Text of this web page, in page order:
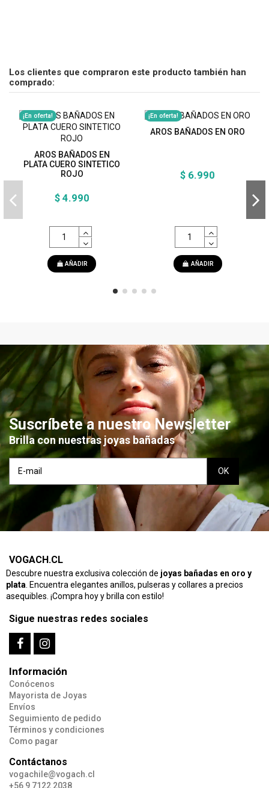
Los clientes que compraron este producto también han
comprado:
¡En oferta!
AROS BAÑADOS EN
PLATA CUERO SINTETICO
ROJO
$ 4.990
AÑADIR
¡En oferta!
AROS BAÑADOS EN ORO
$ 6.990
AÑADIR
Suscríbete a nuestro Newsletter
Brilla con nuestras joyas bañadas
VOGACH.CL
Descubre nuestra exclusiva colección de joyas bañadas en oro y
plata . Encuentra elegantes anillos, pulseras y collares a precios
asequibles. ¡Compra hoy y brilla con estilo!
Sigue nuestras redes sociales
Información
Conócenos
Mayorista de Joyas
Envíos
Seguimiento de pedido
Términos y condiciones
Como pagar
Contáctanos
vogachile@vogach.cl
+56 9 7122 2038